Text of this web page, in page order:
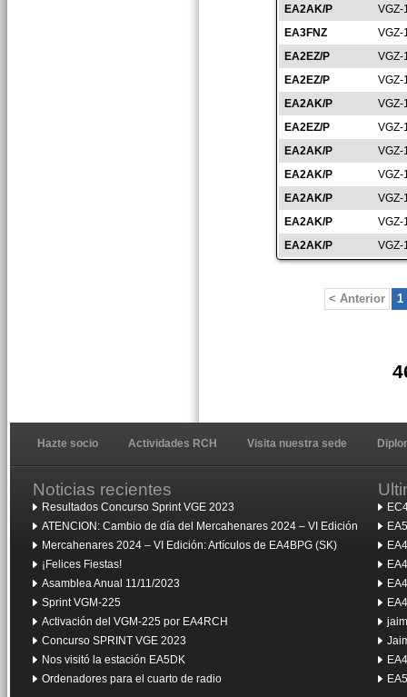
EA2AK/P
VGZ-
EA3FNZ
VGZ-
EA2EZ/P
VGZ-
EA2EZ/P
VGZ-
EA2AK/P
VGZ-
EA2EZ/P
VGZ-
EA2AK/P
VGZ-
EA2AK/P
VGZ-
EA2AK/P
VGZ-
EA2AK/P
VGZ-
EA2AK/P
VGZ-
< Anterior 1
Hazte socio Actividades RCH Visita nuestra sede
Noticias recientes
Resultados Concurso Sprint VGE 2023
ATENCION: Cambio de día del Mercahenares 2024 – VI Edición
Mercahenares 2024 – VI Edición: Artículos de EA4BPG (SK)
¡Felices Fiestas!
Asamblea Anual 11/11/2023
Sprint VGM-225
Activación del VGM-225 por EA4RCH
Concurso SPRINT VGE 2023
Nos visitó la estación EA5DK
Ordenadores para el cuarto de radio